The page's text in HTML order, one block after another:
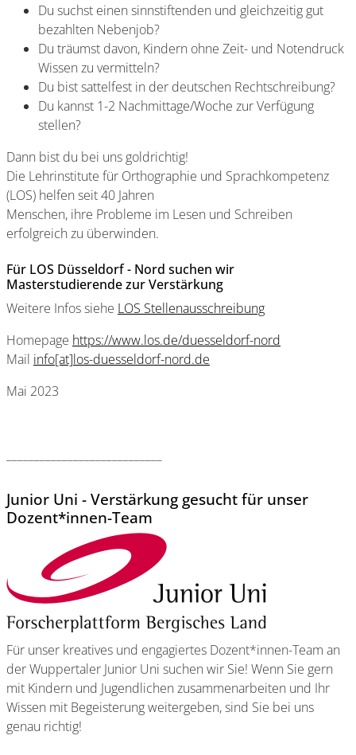
Du suchst einen sinnstiftenden und gleichzeitig gut
bezahlten Nebenjob?
Du träumst davon, Kindern ohne Zeit- und Notendruck
Wissen zu vermitteln?
Du bist sattelfest in der deutschen Rechtschreibung?
Du kannst 1-2 Nachmittage/Woche zur Verfügung
stellen?
Dann bist du bei uns goldrichtig!
Die Lehrinstitute für Orthographie und Sprachkompetenz
(LOS) helfen seit 40 Jahren
Menschen, ihre Probleme im Lesen und Schreiben
erfolgreich zu überwinden.
Für LOS Düsseldorf - Nord suchen wir
Masterstudierende zur Verstärkung
Weitere Infos siehe LOS Stellenausschreibung
Homepage https://www.los.de/duesseldorf-nord
Mail info[at]los-duesseldorf-nord.de
Mai 2023
Junior Uni - Verstärkung gesucht für unser
Dozent*innen-Team
Für unser kreatives und engagiertes Dozent*innen-Team an
der Wuppertaler Junior Uni suchen wir Sie! Wenn Sie gern
mit Kindern und Jugendlichen zusammenarbeiten und Ihr
Wissen mit Begeisterung weitergeben, sind Sie bei uns
genau richtig!